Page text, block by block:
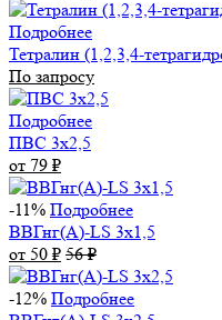
Подробнее
Тетралин (1,2,3,4-
По запросу
Подробнее
ПВС 3х2,5
от 79 ₽
-11% Подробнее
ВВГнг(А)-LS 3х1,5
от 50 ₽ 56₽
-12% Подробнее